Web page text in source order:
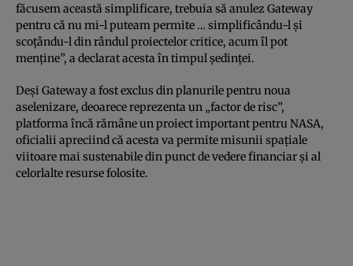
făcusem această simplificare, trebuia să anulez Gateway
pentru că nu mi-l puteam permite … simplificându-l şi
scoţându-l din rândul proiectelor critice, acum îl pot
menţine”, a declarat acesta în timpul şedinţei.
Deşi Gateway a fost exclus din planurile pentru noua
aselenizare, deoarece reprezenta un „factor de risc”,
platforma încă rămâne un proiect important pentru NASA,
oficialii apreciind că acesta va permite misunii spaţiale
viitoare mai sustenabile din punct de vedere financiar şi al
celorlalte resurse folosite.